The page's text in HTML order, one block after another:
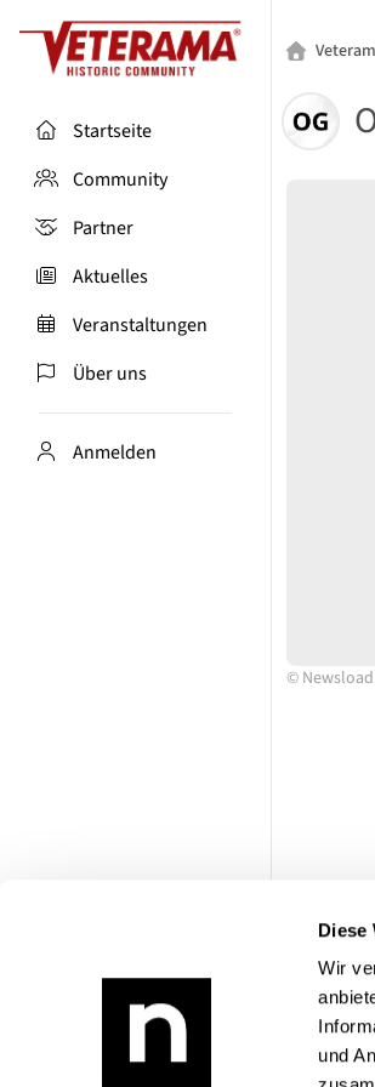
Diese
Wir
und
Startseite
Community
Partner
Aktuelles
Veranstaltungen
Über uns
Anmelden
© Newsload